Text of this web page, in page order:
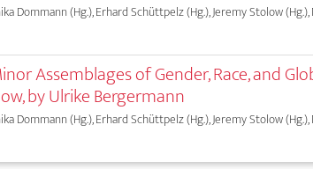
Dommann (Hg.), Erhard Schüttpelz (Hg.), Jeremy Stolow (Hg.),
Assemblages of Gender, Race, and
by Ulrike Bergermann
Dommann (Hg.), Erhard Schüttpelz (Hg.), Jeremy Stolow (Hg.),